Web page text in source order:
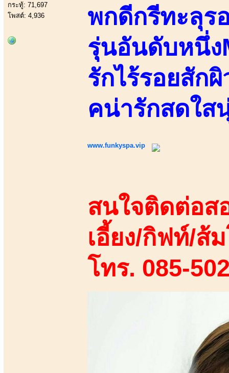
กระทู้: 71,697
โพสต์: 4,936
พกดีกรีทะลุร
รุ่นอันดับหนึ่ง
รักไร้รอยสัก
คน่ารักสดใส
www.funkyspa.vip
สนใจติดต่อส
เอี้ยง/กิฟท์/ส้
โทร. 085-